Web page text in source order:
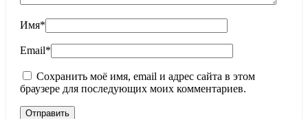
Имя*
Email*
Сохранить моё имя, email и адрес сайта в этом
браузере для последующих моих комментариев.